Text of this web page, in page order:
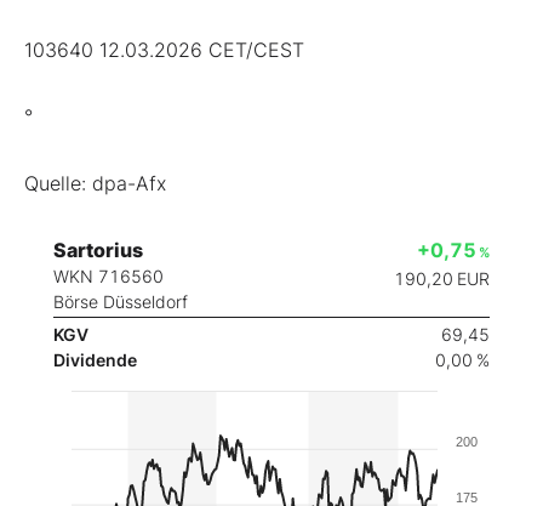
103640 12.03.2026 CET/CEST
°
Quelle: dpa-Afx
Sartorius
WKN 716560
Börse Düsseldorf
+0,75 %
190,20 EUR
KGV
69,45
Dividende
0,00 %
175
200